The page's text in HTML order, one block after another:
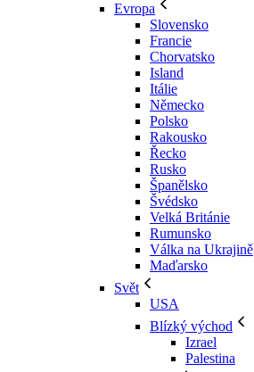
Evropa
Slovensko
Francie
Chorvatsko
Island
Itálie
Německo
Polsko
Rakousko
Řecko
Rusko
Španělsko
Švédsko
Velká Británie
Rumunsko
Válka na Ukrajině
Maďarsko
Svět
USA
Blízký východ
Izrael
Palestina